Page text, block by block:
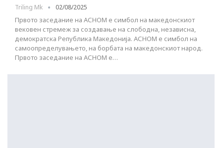
Triling Mk 02/08/2025
Првото заседание на АСНОМ е симбол на македонскиот
вековен стремеж за создавање на слободна, независна,
демократска Република Македонија. АСНОМ е симбол на
самоопределувањето, на борбата на македонскиот народ.
Првото заседание на АСНОМ е…